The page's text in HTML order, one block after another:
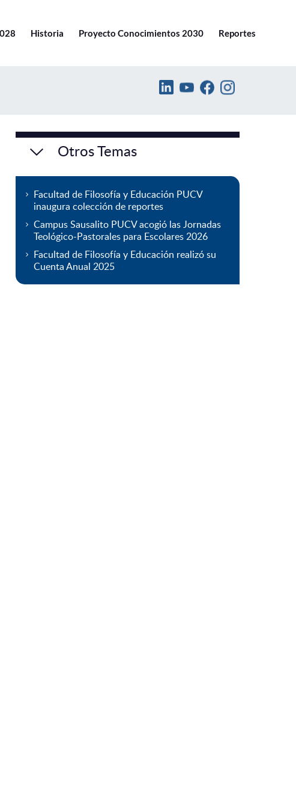
Historia Proyecto Conocimientos 2030 Reportes
Otros Temas
Facultad de Filosofía y Educación PUCV
inaugura colección de reportes
Campus Sausalito PUCV acogió las Jornadas
Teológico-Pastorales para Escolares 2026
Facultad de Filosofía y Educación realizó su
Cuenta Anual 2025